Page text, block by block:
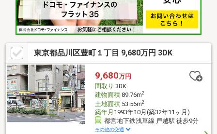
東京都品川区豊町１丁目 9,680万円 3DK
9,680万円
間取り 3DK
建物面積89.76m2
土地面積53.56m2
築年月 1993年10月(築32年11ヶ月)
都営地下鉄浅草線 戸越駅 徒歩9分
その他の交通